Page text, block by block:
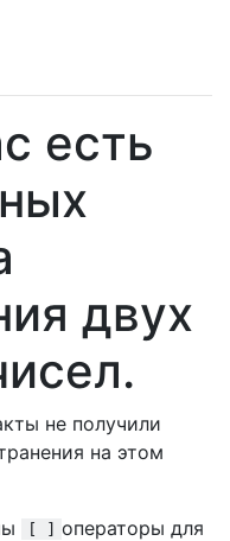
есть
двух
не получили
на этом
[ ] операторы для